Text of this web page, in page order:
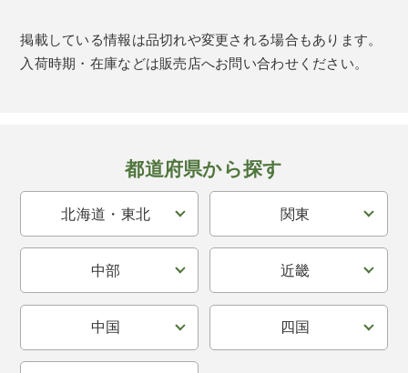
掲載している情報は品切れや変更される場合もあります。
入荷時期・在庫などは販売店へお問い合わせください。
都道府県から探す
北海道・東北 関東
中部 近畿
中国 四国